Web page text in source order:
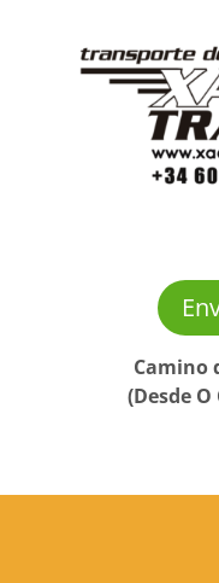
Camino
(Desde